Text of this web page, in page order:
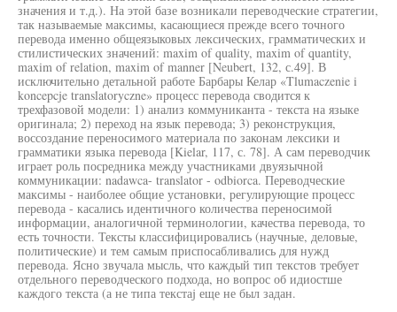
значения и т.д.). На этой базе возникали переводческие стратегии,
так называемые максимы, касающиеся прежде всего точного
перевода именно общеязыковых лексических, грамматических и
стилистических значений: maxim of quality, maxim of quantity,
maxim of relation, maxim of manner [Neubert, 132, с.49]. В
исключительно детальной работе Барбары Келар «Tlumaczenie i
koncepcje translatoryczne» процесс перевода сводится к
трехфазовой модели: 1) анализ коммуниканта - текста на языке
оригинала; 2) переход на язык перевода; 3) реконструкция,
воссоздание переносимого материала по законам лексики и
грамматики языка перевода [Kielar, 117, с. 78]. А сам переводчик
играет роль посредника между участниками двуязычной
коммуникации: nadawca- translator - odbiorca. Переводческие
максимы - наиболее общие установки, регулирующие процесс
перевода - касались идентичного количества переносимой
информации, аналогичной терминологии, качества перевода, то
есть точности. Тексты классифицировались (научные, деловые,
политические) и тем самым приспосабливались для нужд
перевода. Ясно звучала мысль, что каждый тип текстов требует
отдельного переводческого подхода, но вопрос об идиостше
каждого текста (а не типа текстаj еще не был задан.